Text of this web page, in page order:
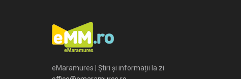
eMaramures | Știri și informații la zi